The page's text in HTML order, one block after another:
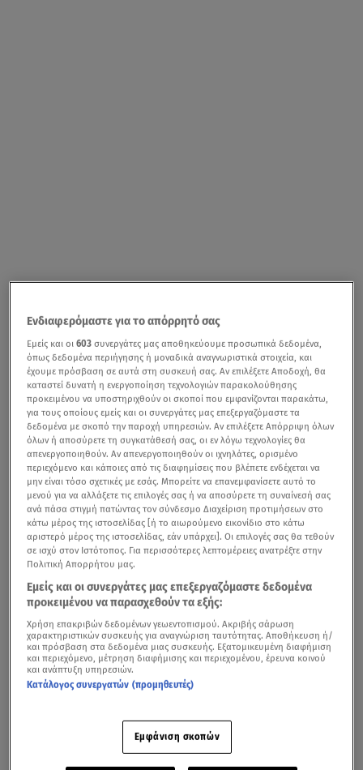
Ενδιαφερόμαστε για το απόρρητό σας
Εμείς και οι603 συνεργάτες μας αποθηκεύουμε προσωπικά δεδομένα,
όπως δεδομένα περιήγησης ή μοναδικά αναγνωριστικά στοιχεία, και
έχουμε πρόσβαση σε αυτά στη συσκευή σας. Αν επιλέξετε Αποδοχή, θα
καταστεί δυνατή η ενεργοποίηση τεχνολογιών παρακολούθησης
προκειμένου να υποστηριχθούν οι σκοποί που εμφανίζονται παρακάτω,
για τους οποίους εμείς και οι συνεργάτες μας επεξεργαζόμαστε τα
δεδομένα με σκοπό την παροχή υπηρεσιών. Αν επιλέξετε Απόρριψη όλων
όλων ή αποσύρετε τη συγκατάθεσή σας, οι εν λόγω τεχνολογίες θα
απενεργοποιηθούν. Αν απενεργοποιηθούν οι ιχνηλάτες, ορισμένο
περιεχόμενο και κάποιες από τις διαφημίσεις που βλέπετε ενδέχεται να
μην είναι τόσο σχετικές με εσάς. Μπορείτε να επανεμφανίσετε αυτό το
μενού για να αλλάξετε τις επιλογές σας ή να αποσύρετε τη συναίνεσή σας
ανά πάσα στιγμή πατώντας τον σύνδεσμο Διαχείριση προτιμήσεων στο
κάτω μέρος της ιστοσελίδας [ή το αιωρούμενο εικονίδιο στο κάτω
αριστερό μέρος της ιστοσελίδας, εάν υπάρχει]. Οι επιλογές σας θα τεθούν
σε ισχύ στον Ιστότοπος. Για περισσότερες λεπτομέρειες ανατρέξτε στην
Πολιτική Απορρήτου μας.
Εμείς και οι συνεργάτες μας επεξεργαζόμαστε δεδομένα
προκειμένου να παρασχεθούν τα εξής:
Χρήση επακριβών δεδομένων γεωεντοπισμού. Ακριβής σάρωση
χαρακτηριστικών συσκευής για αναγνώριση ταυτότητας. Αποθήκευση ή/
και πρόσβαση στα δεδομένα μιας συσκευής. Εξατομικευμένη διαφήμιση
και περιεχόμενο, μέτρηση διαφήμισης και περιεχομένου, έρευνα κοινού
και ανάπτυξη υπηρεσιών.
Κατάλογος συνεργατών (προμηθευτές)
Εμφάνιση σκοπών